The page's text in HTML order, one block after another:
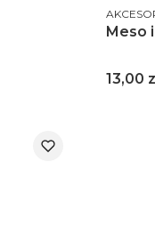
Meso
Cena
13,00